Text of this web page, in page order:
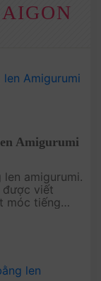
Amigurumi
amigurumi.
được viết
móc tiếng